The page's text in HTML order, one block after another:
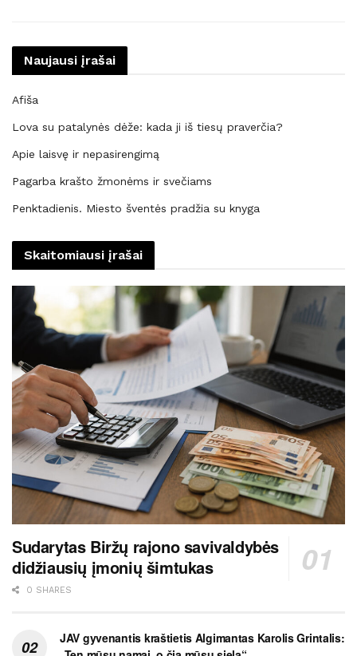
Naujausi įrašai
Afiša
Lova su patalynės dėže: kada ji iš tiesų praverčia?
Apie laisvę ir nepasirengimą
Pagarba krašto žmonėms ir svečiams
Penktadienis. Miesto šventės pradžia su knyga
Skaitomiausi įrašai
Sudarytas Biržų rajono savivaldybės
didžiausių įmonių šimtukas
0 SHARES
JAV gyvenantis kraštietis Algimantas Karolis Grintalis: